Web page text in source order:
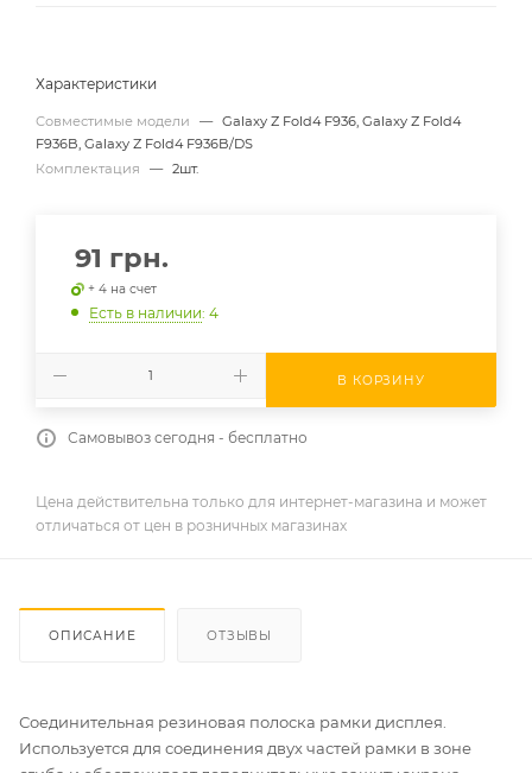
Характеристики
Совместимые модели — Galaxy Z Fold4 F936, Galaxy Z Fold4
F936B, Galaxy Z Fold4 F936B/DS
Комплектация
— 2шт.
91 грн.
+ 4 на счет
Есть в наличии: 4
В КОРЗИНУ
Самовывоз сегодня - бесплатно
Цена действительна только для интернет-магазина и может
отличаться от цен в розничных магазинах
ОПИСАНИЕ ОТЗЫВЫ
Соединительная резиновая полоска рамки дисплея.
Используется для соединения двух частей рамки в зоне